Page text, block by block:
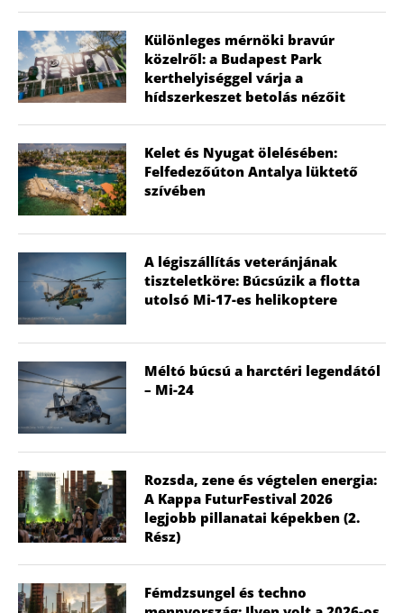
Különleges mérnöki bravúr
közelről: a Budapest Park
kerthelyiséggel várja a
hídszerkeszet betolás nézőit
Kelet és Nyugat ölelésében:
Felfedezőúton Antalya lüktető
szívében
A légiszállítás veteránjának
tiszteletköre: Búcsúzik a flotta
utolsó Mi-17-es helikoptere
Méltó búcsú a harctéri legendától
– Mi-24
Rozsda, zene és végtelen energia:
A Kappa FuturFestival 2026
legjobb pillanatai képekben (2.
Rész)
Fémdzsungel és techno